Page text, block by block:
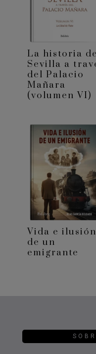
La historia de
Sevilla a
del Palacio
Mañara
(volumen VI)
Vida e ilusión
de un
emigrante